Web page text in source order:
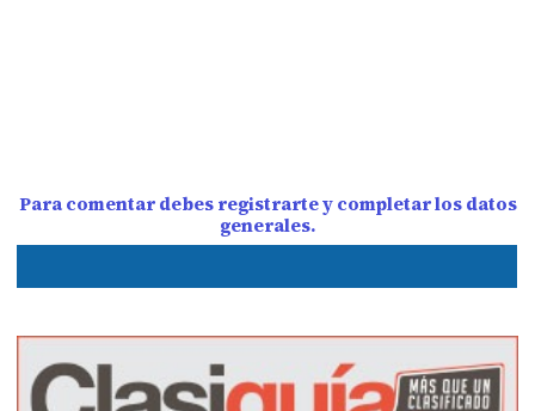
Para comentar debes registrarte y completar los datos
generales.